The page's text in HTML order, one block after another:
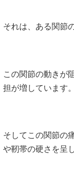
それは、ある関節
この関節の動きが
担が増しています。
そしてこの関節の
や靭帯の硬さを呈